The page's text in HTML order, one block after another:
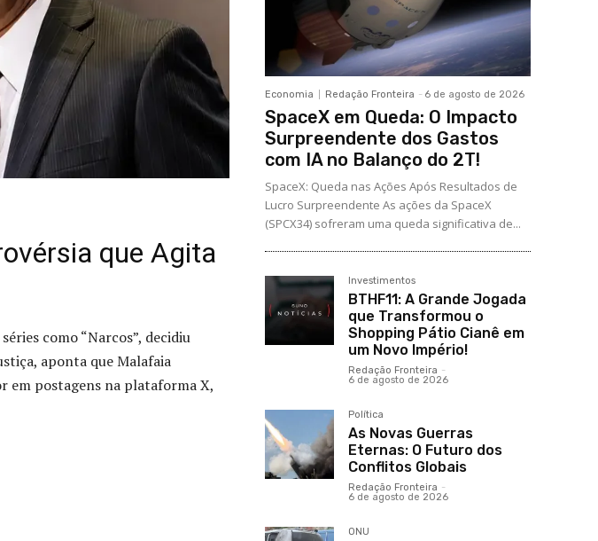
que Agita
como “Narcos”, decidiu
aponta que Malafaia
em postagens na plataforma X,
Economia Redação Fronteira - 6 de agosto de 2026
SpaceX em Queda: O Impacto
Surpreendente dos Gastos
com IA no Balanço do 2T!
SpaceX: Queda nas Ações Após Resultados de
Lucro Surpreendente As ações da SpaceX
(SPCX34) sofreram uma queda significativa de...
Investimentos
BTHF11: A Grande Jogada
que Transformou o
Shopping Pátio Cianê em
um Novo Império!
Redação Fronteira -
6 de agosto de 2026
Política
As Novas Guerras
Eternas: O Futuro dos
Conflitos Globais
Redação Fronteira -
6 de agosto de 2026
ONU